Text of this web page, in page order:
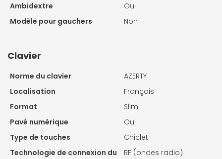
Ambidextre
Oui
Modèle pour gauchers
Non
Clavier
Norme du clavier
AZERTY
Localisation
Français
Format
Slim
Pavé numérique
Oui
Type de touches
Chiclet
Technologie de connexion du
RF (ondes radio)